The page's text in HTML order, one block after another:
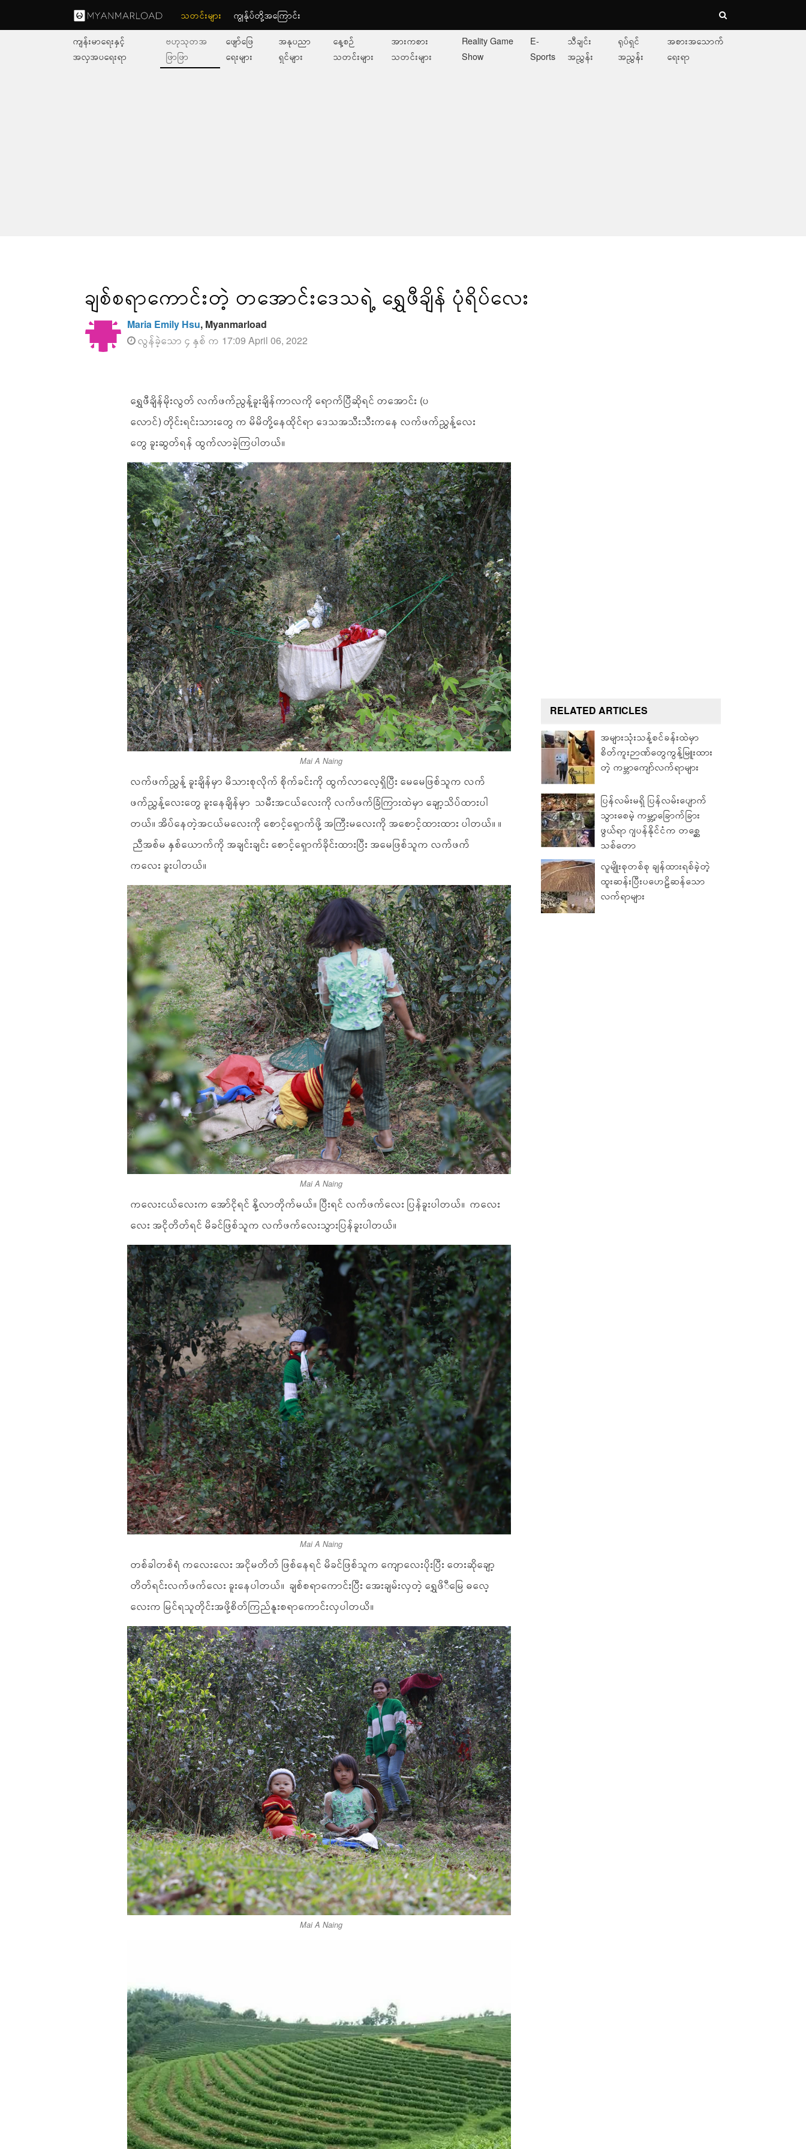
သတင်းများ ကျွနု်ပ်တို့အကြောင်း
ကျန်းမာရေးနှင့်
အလှအပရေးရာ
ဗဟုသုတအ
ဖြာဖြာ
ဖျော်ဖြေ
ရေးများ
အနုပညာ
ရှင်များ
နေ့စဉ်
သတင်းများ
အားကစား
သတင်းများ
Reality Game
Show
E-
Sports
သီချင်း
အညွှန်း
ရုပ်ရှင်
အညွှန်း
အစားအသောက်
ရေးရာ
ချစ်စရာကောင်းတဲ့ တအောင်းဒေသရဲ့ ရွှေဖီချိန် ပုံရိပ်လေး
Maria Emily Hsu, Myanmarload
လွန်ခဲ့သော ၄ နှစ် က 17:09 April 06, 2022
ရွှေဖီချိန်မိုးလွတ် လက်ဖက်ညွန့်ခူးချိန်ကာလကို ရောက်ပြီဆိုရင် တအောင်း (ပ
လောင်) တိုင်းရင်းသားတွေ က မိမိတို့နေထိုင်ရာ ဒေသအသီးသီးကနေ လက်ဖက်ညွှန့်လေး
တွေ ခူးဆွတ်ရန် ထွက်လာခဲ့ကြပါတယ်။
Mai A Naing
လက်ဖက်ညွှန့် ခူးချိန်မှာ မိသားစုလိုက် စိုက်ခင်းကို ထွက်လာလေ့ရှိပြီး မေမေဖြစ်သူက လက်
ဖက်ညွှန့်လေးတွေ ခူးနေချိန်မှာ သမီးအငယ်လေးကို လက်ဖက်ခြံကြားထဲမှာ ချော့သိပ်ထားပါ
တယ်။ အိပ်နေတဲ့အငယ်မလေးကို စောင့်ရှောက်ဖို့ အကြီးမလေးကို အစောင့်ထားထား ပါတယ်။ ။
ညီအစ်မ နှစ်ယောက်ကို အချင်းချင်း စောင့်ရှောက်ခိုင်းထားပြီး အမေဖြစ်သူက လက်ဖက်
ကလေး ခူးပါတယ်။
Mai A Naing
ကလေးငယ်လေးက အော်ငိုရင် နို့လာတိုက်မယ်။ ပြီးရင် လက်ဖက်လေး ပြန်ခူးပါတယ်။ ကလေး
လေး အငိုတိတ်ရင် မိခင်ဖြစ်သူက လက်ဖက်လေးသွားပြန်ခူးပါတယ်။
Mai A Naing
တစ်ခါတစ်ရံ ကလေးလေး အငိုမတိတ် ဖြစ်နေရင် မိခင်ဖြစ်သူက ကျောလေးပိုးပြီး တေးဆိုချော့
တိတ်ရင်းလက်ဖက်လေး ခူးနေပါတယ်။ ချစ်စရာကောင်းပြီး အေးချမ်းလှတဲ့ ရွှေဖိီမြေ ဓလေ့
လေးက မြင်ရသူတိုင်းအဖို့စိတ်ကြည်နူးစရာကောင်းလှပါတယိ။
Mai A Naing
RELATED ARTICLES
အများသုံးသန့်စင်ခန်းထဲမှာ
စိတ်ကူးဉာဏ်တွေကွန့်မြူးထား
တဲ့ ကမ္ဘာကျော်လက်ရာများ
ပြန်လမ်းမရှိ ပြန်လမ်းပျောက်
သွားစေမဲ့ ကမ္ဘာ့ခြောက်ခြား
ဖွယ်ရာ ဂျပန်နိုင်ငံက တစ္ဆေ
သစ်တော
လူမျိုးစုတစ်စု ချန်ထားရစ်ခဲ့တဲ့
ထူးဆန်းပြီးပဟေဠိဆန်သော
လက်ရာများ